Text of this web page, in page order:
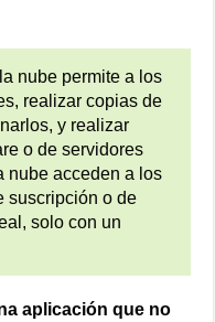
nube permite a los
realizar copias de
y realizar
o de servidores
nube acceden a los
suscripción o de
solo con un
aplicación que no